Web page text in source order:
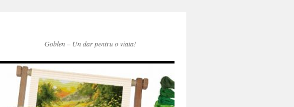
Goblen – Un dar pentru o viata!